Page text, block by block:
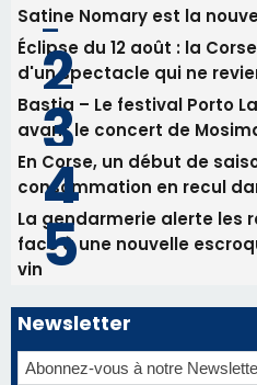
Satine Nomary est la
Éclipse du 12 août : la
d'un spectacle qui ne
Bastia – Le festival Porto
avant le concert de
En Corse, un début de
consommation en recul
La gendarmerie alerte les
face à une nouvelle
vin
Newsletter